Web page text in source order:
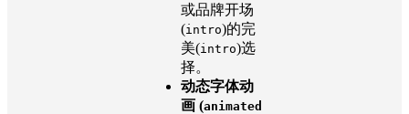
或品牌开场
(intro)的完
美(intro)选
择。
动态字体动
画 (animated